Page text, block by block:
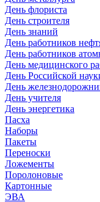
День флориста
День строителя
День знаний
День работников
День работников
День медицинского
День Российской
День
День учителя
День энергетика
Пасха
Наборы
Пакеты
Переноски
Ложементы
Поролоновые
Картонные
ЭВА